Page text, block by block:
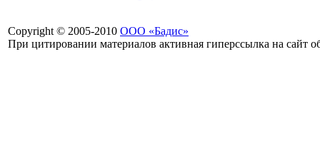
Copyright © 2005-2010 ООО «Бадис»
При цитировании материалов активная гиперссылка на сайт